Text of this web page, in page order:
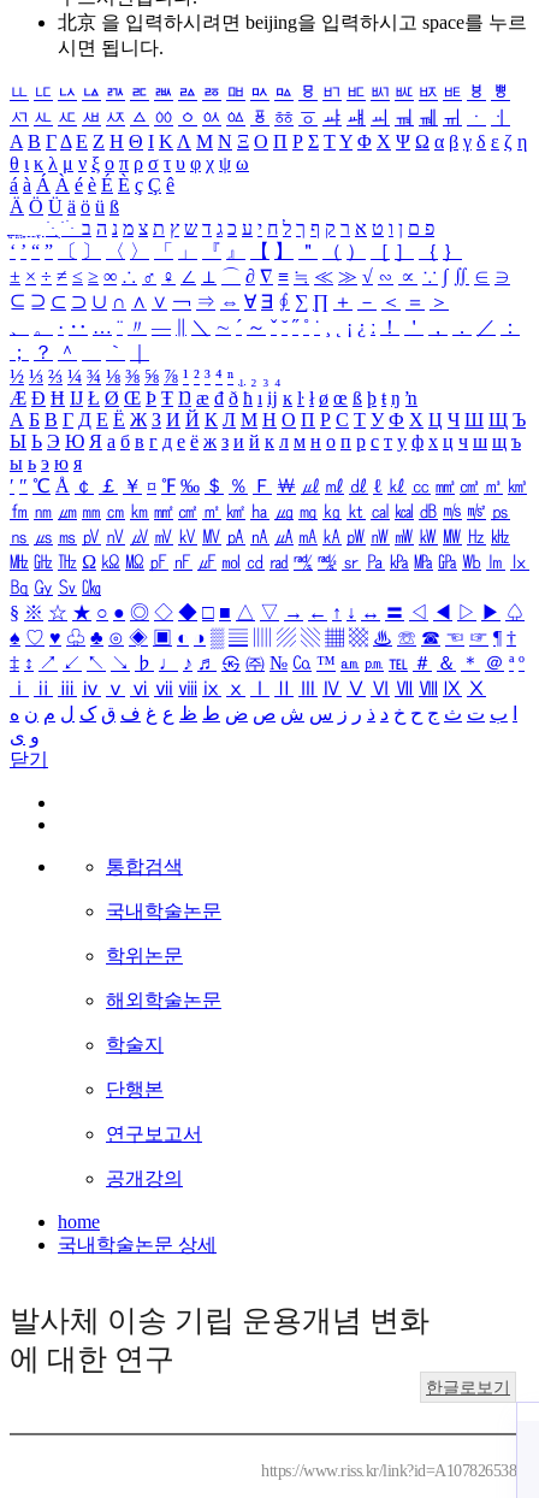
北京 을 입력하시려면 beijing을 입력하시고 space를 누르
시면 됩니다.
ㅥ ㅦ ㅧ ㅨ ㅩ ㅪ ㅫ ㅬ ㅭ ㅮ ㅯ ㅰ ㅱ ㅲ ㅳ ㅴ ㅵ ㅶ ㅷ ㅸ
ㅹ
ㅺ ㅻ ㅼ ㅽ ㅾ ㅿ ㆀ ㆁ ㆂ ㆃ ㆄ ㆅ ㆆ ㆇ ㆈ ㆉ ㆊ ㆋ ㆌ ㆍ
ㆎ
Α Β ΓΔ Ε Ζ Η Θ Ι ΚΛ Μ Ν Ξ Ο Π Ρ Σ ΤΥ Φ Χ Ψ Ω α β γ δ ε ζ η
θ ι κ λ μ ν ξ ο π ρ σ τ υ φ χ ψ ω
á à Á À é è É È ç Ç ê
Ä Ö Ü ä ö ü ß
ִֶֹ ֻּ ׁׂ פ ם ן ו ט א ר ק ף ך ל ח י ע כ ג ד ש ץ ת צ מ נ ה ב
‘ ’ “ ” 〔 〕 〈 〉 「 」 『 』 【 】 ＂ （ ） ［ ］ ｛ ｝
± × ÷ ≠ ≤ ≥ ∞ ∴ ♂ ♀ ∠ ⊥ ⌒ ∂ ∇ ≡ ≒ ≪ ≫ √ ∽ ∝ ∵ ∫ ∬ ∈ ∋
⊆ ⊇ ⊂ ⊃ ∪ ∩ ∧ ∨ ￢ ⇒ ⇔ ∀ ∃ ∮ ∑ ∏ ＋ － ＜ ＝
＞
、
。 · ‥ … ¨ 〃 ― ＼ ∼ ´ ～ ˇ ˘ ˝ ˚ ˙ ¸ ¡ ¿ ː ！ ＇ ， ． ／
：
；
？ ＾ ｀
½ ⅓ ⅔ ¼ ¾ ⅛ ⅜ ⅝ ⅞ ¹ ² ³ ⁴ ⁿ ₁ ₂ ₃ ₄
Æ Ð Ħ Ĳ Ł Ø Œ Þ Ŧ Ŋ æ đ ð ħ ı ĳ ĸ ŀ ł ø œ ß þ ŧ ŋ ŉ
А Б В Г Д Е Ё Ж З И Й К Л М Н О П Р С Т У Ф Х Ц Ч Ш Щ Ъ
Ы Ь Э Ю Я а б в г д е ё ж з и й к л м н о п р с т у ф х ц ч ш щ ъ
ы ь э ю я
′ ″ ℃ Å ￠ ￡ ￥ ¤ ℉ ‰ ＄ ％ Ｆ ￦ ㎕ ㎖ ㎗ ℓ ㎘ ㏄ ㎣ ㎤ ㎥ ㎦
㎙ ㎚ ㎛ ㎜ ㎝ ㎞ ㎟ ㎠ ㎡ ㎢ ㏊ ㎍ ㎎ ㎏ ㏏ ㎈ ㎉ ㏈ ㎧ ㎨ ㎰
㎱ ㎲ ㎳ ㎴ ㎵ ㎶ ㎷ ㎸ ㎹ ㎀ ㎁ ㎂ ㎃ ㎄ ㎺ ㎻ ㎽ ㎾ ㎿ ㎐ ㎑
㎒ ㎓ ㎔ Ω ㏀ ㏁ ㎊ ㎋ ㎌ ㏖ ㏅ ㎭ ㎮ ㎯ ㏛ ㎩ ㎪ ㎫ ㎬ ㏝ ㏐
㏓
㏃ ㏉ ㏜ ㏆
§ ※ ☆ ★ ○ ● ◎ ◇ ◆ □ ■ △ ▽ → ← ↑ ↓ ↔ 〓 ◁ ◀ ▷ ▶ ♤
♠ ♡ ♥ ♧ ♣ ⊙ ◈ ▣ ◐ ◑ ▒ ▤ ▨ ▧ ▦ ▩ ♨ ☏ ☎ ☜ ☞ ¶ †
‡ ↕ ↗ ↙ ↖ ↘ ♭ ♩ ♪ ♬ ㉿ ㈜ № ㏇ ™ ㏂ ㏘ ℡ ＃ ＆ ＊ ＠ ª º
ⅰ
ⅱ ⅲ ⅳ ⅴ ⅵ ⅶ ⅷ ⅸ ⅹ Ⅳ Ⅴ Ⅵ Ⅶ Ⅷ Ⅸ Ⅹ
ب ت ث ج ح خ د ذ ر ز س ش ص ض ط ظ ع غ ف ق ک ل م ن ه
و ی
닫기
통합검색
국내학술논문
학위논문
해외학술논문
학술지
단행본
연구보고서
공개강의
home
국내학술논문 상세
발사체 이송 기립 운용개념 변화
에 대한 연구
한글로보기
https://www.riss.kr/link?id=A107826538